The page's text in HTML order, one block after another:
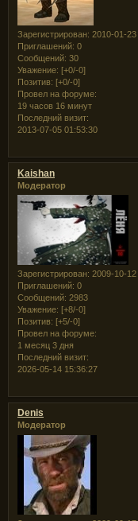
Зарегистрирован: 2010-01-23
Приглашений: 0
Сообщений: 30
Уважение: [+0/-0]
Позитив: [+0/-0]
Провел на форуме:
19 часов 16 минут
Последний визит:
2013-07-05 01:53:30
Kaishan
Модератор
Зарегистрирован: 2009-10-12
Приглашений: 0
Сообщений: 2983
Уважение: [+8/-0]
Позитив: [+5/-0]
Провел на форуме:
1 месяц 3 дня
Последний визит:
2026-05-14 15:36:27
Denis
Модератор